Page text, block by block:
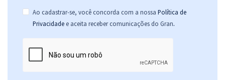
Ao cadastrar-se, você concorda com a nossa Política de
Privacidade e aceita receber comunicações do Gran.